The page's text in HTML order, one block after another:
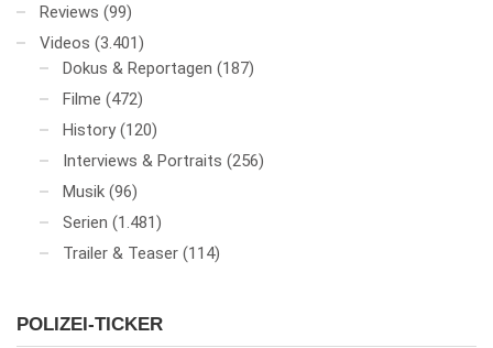
Reviews (99)
Videos (3.401)
Dokus & Reportagen (187)
Filme (472)
History (120)
Interviews & Portraits (256)
Musik (96)
Serien (1.481)
Trailer & Teaser (114)
POLIZEI-TICKER